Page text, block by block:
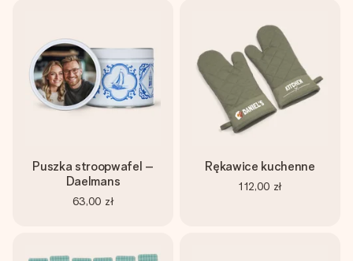
Puszka stroopwafel –
Daelmans
63,00 zł
Rękawice kuchenne
112,00 zł